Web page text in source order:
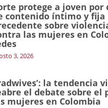
protege a joven por
contenido íntimo y fija
sobre
las mujeres en
3, 2026
la tendencia
el debate sobre el
mujeres en Colombia